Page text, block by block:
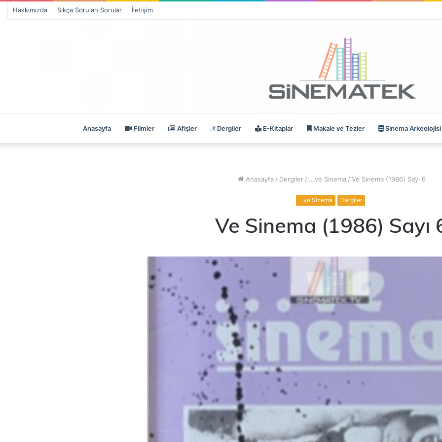
Hakkımızda Sıkça Sorulan Sorular İletişim
Anasayfa Filmler Afişler Dergiler E-Kitaplar Makale ve Tezler Sinema Arkeolojisi
Anasayfa / Dergiler / ...ve Sinema / Ve Sinema (1986) Sayı 6
...ve Sinema Dergiler
Ve Sinema (1986) Sayı